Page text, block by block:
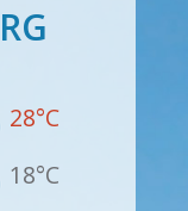
28°C
18°C